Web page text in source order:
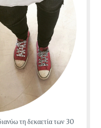
τη δεκαετία των 30